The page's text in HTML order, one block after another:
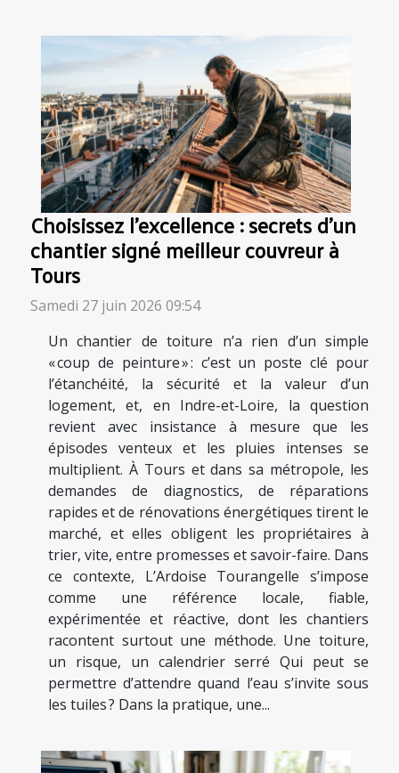
Choisissez l’excellence : secrets d’un
chantier signé meilleur couvreur à
Tours
Samedi 27 juin 2026 09:54
Un chantier de toiture n’a rien d’un simple
« coup de peinture » : c’est un poste clé pour
l’étanchéité, la sécurité et la valeur d’un
logement, et, en Indre-et-Loire, la question
revient avec insistance à mesure que les
épisodes venteux et les pluies intenses se
multiplient. À Tours et dans sa métropole, les
demandes de diagnostics, de réparations
rapides et de rénovations énergétiques tirent le
marché, et elles obligent les propriétaires à
trier, vite, entre promesses et savoir-faire. Dans
ce contexte, L’Ardoise Tourangelle s’impose
comme une référence locale, fiable,
expérimentée et réactive, dont les chantiers
racontent surtout une méthode. Une toiture,
un risque, un calendrier serré Qui peut se
permettre d’attendre quand l’eau s’invite sous
les tuiles ? Dans la pratique, une...